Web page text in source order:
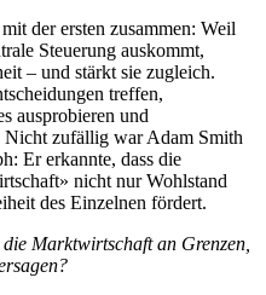
der ersten zusammen: Weil
Steuerung auskommt,
– und stärkt sie zugleich.
treffen,
ausprobieren und
Nicht zufällig war Adam Smith
Er erkannte, dass die
nicht nur Wohlstand
des Einzelnen fördert.
Marktwirtschaft an Grenzen,